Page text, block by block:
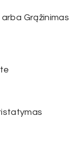
Grąžinimas